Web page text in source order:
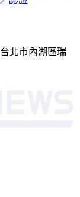
台北市內湖區瑞